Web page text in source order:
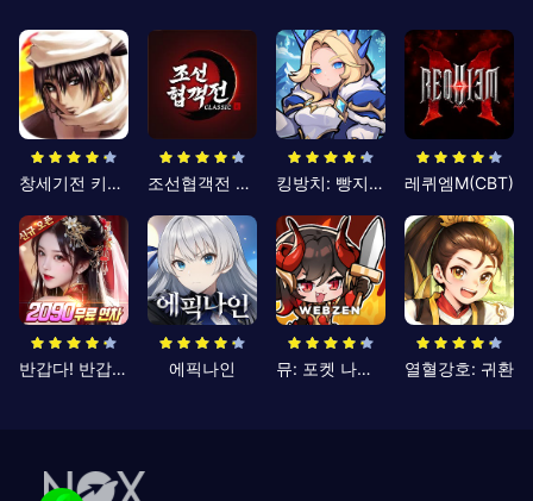
창세기전 키우기 조선협객전 클래식 킹방치: 빵지의 제왕 레퀴엠M(CBT)
반갑다! 반갑삼국지 에픽나인 뮤: 포켓 나이츠 열혈강호: 귀환